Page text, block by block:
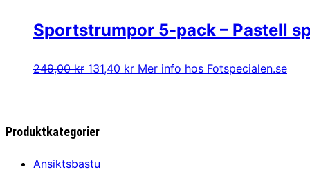
var:
är:
Sportstrumpor 5-pack – Pastell
249,00kr Det
var:
131,40 krDet
Mer info hos Fotspecialen.se
Produktkategorier
Ansiktsbastu